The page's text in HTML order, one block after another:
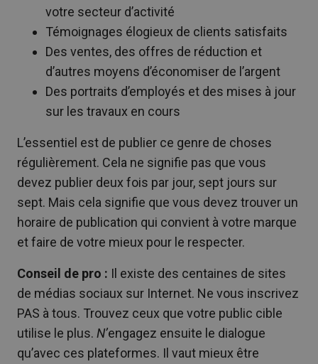
votre secteur d’activité
Témoignages élogieux de clients satisfaits
Des ventes, des offres de réduction et
d’autres moyens d’économiser de l’argent
Des portraits d’employés et des mises à jour
sur les travaux en cours
L’essentiel est de publier ce genre de choses
régulièrement. Cela ne signifie pas que vous
devez publier deux fois par jour, sept jours sur
sept. Mais cela signifie que vous devez trouver un
horaire de publication qui convient à votre marque
et faire de votre mieux pour le respecter.
Conseil de pro : Il existe des centaines de sites
de médias sociaux sur Internet. Ne vous inscrivez
PAS à tous. Trouvez ceux que votre public cible
utilise le plus. N’engagez ensuite le dialogue
qu’avec ces plateformes. Il vaut mieux être